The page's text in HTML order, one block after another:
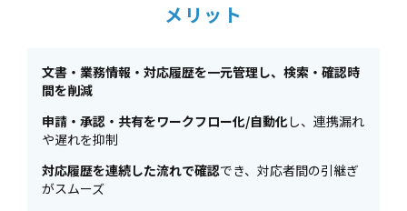
メリット
文書・業務情報・対応履歴を一元管理し、検索・確認時
間を削減
申請・承認・共有をワークフロー化/自動化し、連携漏れ
や遅れを抑制
対応履歴を連続した流れで確認でき、対応者間の引継ぎ
がスムーズ